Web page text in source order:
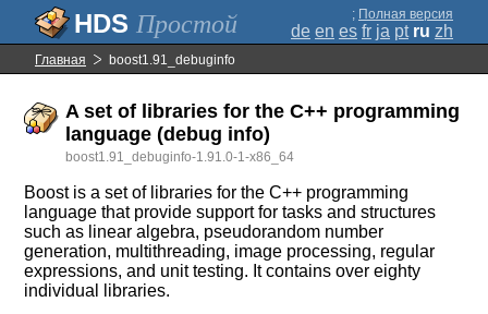
Простой ; Полная версия
de en es fr ja pt ru zh
Главная boost1.91_debuginfo
A set of libraries for the C++ programming
language (debug info)
boost1.91_debuginfo-1.91.0-1-x86_64
Boost is a set of libraries for the C++ programming
language that provide support for tasks and structures
such as linear algebra, pseudorandom number
generation, multithreading, image processing, regular
expressions, and unit testing. It contains over eighty
individual libraries.